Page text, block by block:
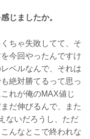
じましたか。
ちゃ失敗してて、そ
今回やったんですけ
ベルなんで、それは
絶対勝てるって思っ
れが俺のMAX値じ
だ伸びるんで、また
ないだろうし、ただ
んなとこで終われな